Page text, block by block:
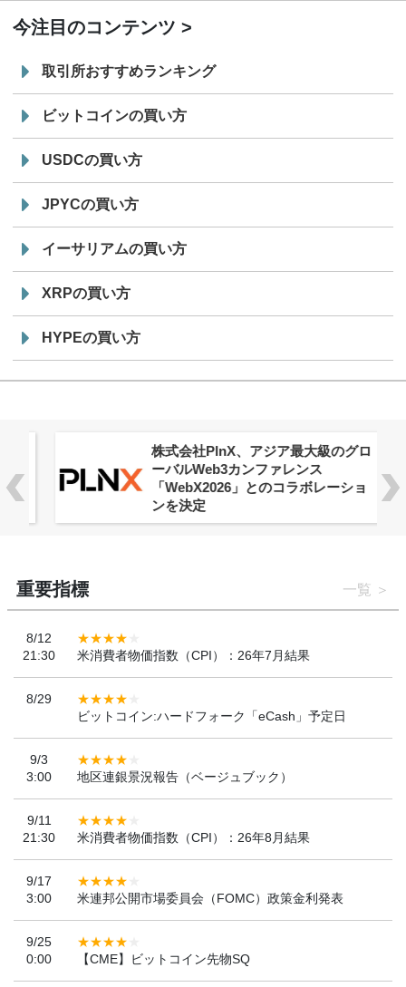
今注目のコンテンツ
取引所おすすめランキング
ビットコインの買い方
USDCの買い方
JPYCの買い方
イーサリアムの買い方
XRPの買い方
HYPEの買い方
株式会社PlnX、アジア最大級のグロ
ーバルWeb3カンファレンス
「WebX2026」とのコラボレーショ
ンを決定
重要指標 一覧
8/12
21:30
米消費者物価指数（CPI）：26年7月結果
8/29
ビットコイン:ハードフォーク「eCash」予定日
9/3
3:00
地区連銀景況報告（ベージュブック）
9/11
21:30
米消費者物価指数（CPI）：26年8月結果
9/17
3:00
米連邦公開市場委員会（FOMC）政策金利発表
9/25
0:00
【CME】ビットコイン先物SQ